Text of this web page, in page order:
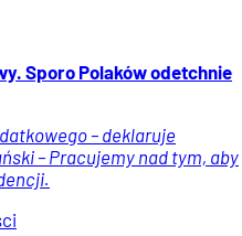
Sporo Polaków odetchnie
– deklaruje
– Pracujemy nad tym, aby